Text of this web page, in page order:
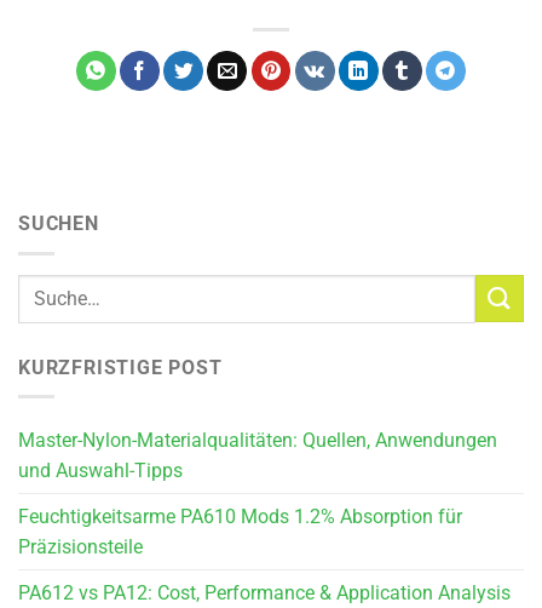
SUCHEN
KURZFRISTIGE POST
Master-Nylon-Materialqualitäten: Quellen, Anwendungen
und Auswahl-Tipps
Feuchtigkeitsarme PA610 Mods 1.2% Absorption für
Präzisionsteile
PA612 vs PA12: Cost, Performance & Application Analysis